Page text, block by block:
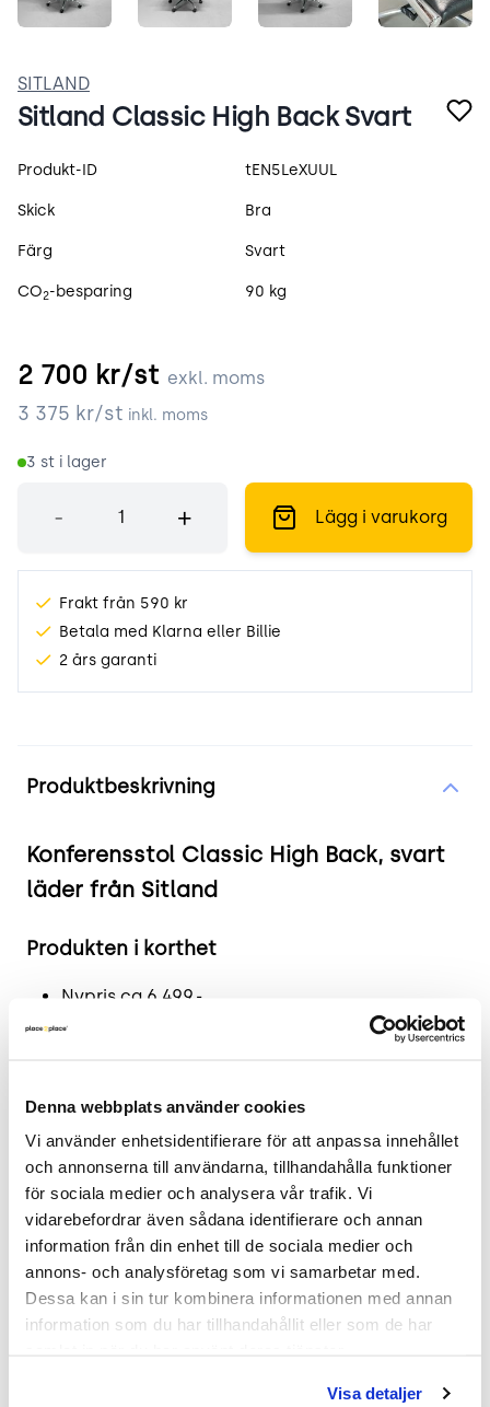
Denna webbplats använder cookies
Vi använder enhetsidentifierare för att anpassa innehållet
och annonserna till användarna, tillhandahålla funktioner
för sociala medier och analysera vår trafik. Vi
vidarebefordrar även sådana identifierare och annan
information från din enhet till de sociala medier och
annons- och analysföretag som vi samarbetar med.
Dessa kan i sin tur kombinera informationen med annan
information som du har tillhandahållit eller som de har
Visa detaljer
SITLAND
Sitland Classic High Back Svart
Produktspecifikation
Produkt-ID tEN5LeXUUL
Skick Bra
Färg Svart
CO2-besparing 90 kg
2 700 kr/st exkl. moms
3 375 kr/st inkl. moms
3 st i lager
- + Lägg i varukorg
Frakt från 590 kr
Betala med Klarna eller Billie
2 års garanti
Produktbeskrivning
Konferensstol Classic High Back, svart
läder från Sitland
Produkten i korthet
Nypris ca 6 499.-
Färg och material: Svart läderklädsel med
122 cm, Sitthöjd justerbar mellan 44 till 58 cm.
Skick: 3/5
2 års garanti
Mer om Sitland Classic High Back
Denna begagnade konferensstol från Sitland är
utrustad med en hög rygg som ger stöd under
långa möten. Läderklädseln och de kromade